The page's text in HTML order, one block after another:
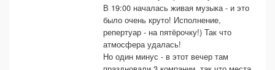
В 19:00 началась живая музыка - и это
было очень круто! Исполнение,
репертуар - на пятёрочку!) Так что
атмосфера удалась!
Но один минус - в этот вечер там